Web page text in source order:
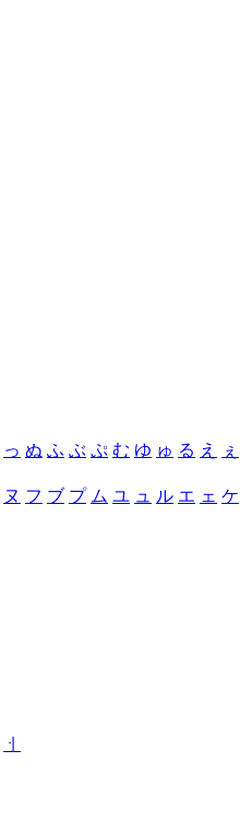
っ ぬ ふ ぶ ぷ む ゆ ゅ る え ぇ
ヌ フ ブ プ ム ユ ュ ル エ ェ ケ
ㆎ